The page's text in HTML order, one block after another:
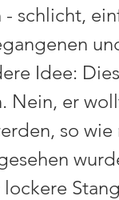
schlicht,
Idee:
Nein, er
so